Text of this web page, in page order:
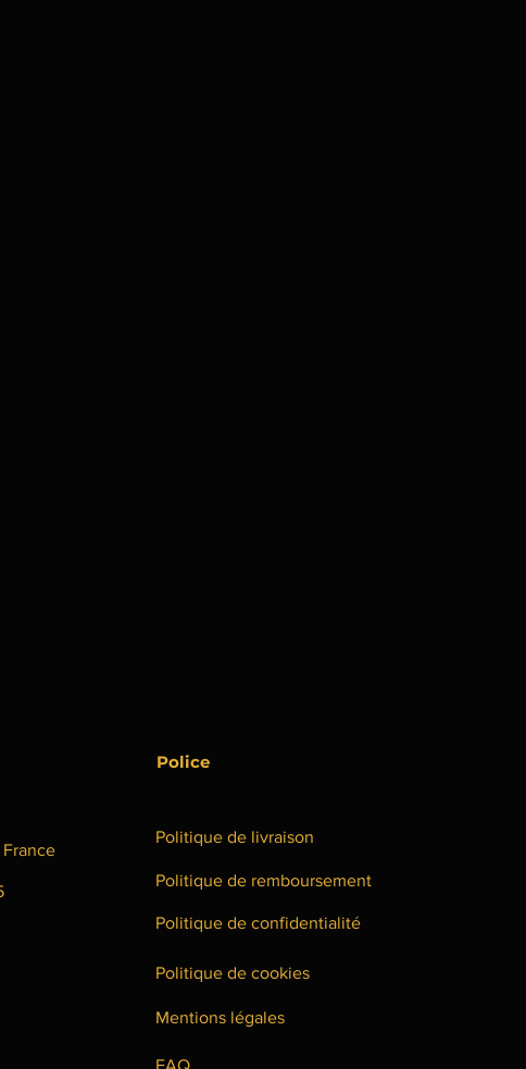
Police
Politique de livraison
Politique de remboursement
Politique de confidentialité
Politique de cookies
Mentions légales
FAQ